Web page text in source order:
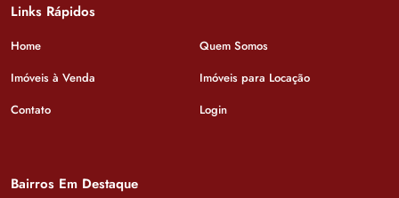
Links Rápidos
Home
Quem Somos
Imóveis à Venda
Imóveis para Locação
Contato
Login
Bairros Em Destaque